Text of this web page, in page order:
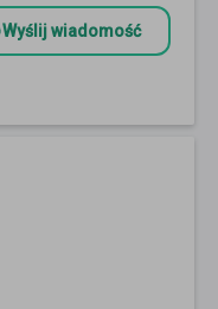
Wyślij wiadomość